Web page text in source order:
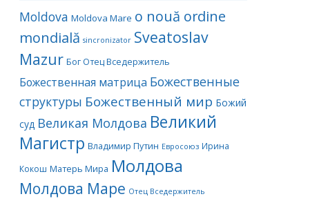
Moldova Moldova Mare o nouă ordine
mondială sincronizator Sveatoslav
Mazur Бог Отец Вседержитель
Божественная матрица Божественные
структуры Божественный мир Божий
суд Великая Молдова Великий
Магистр Владимир Путин Евросоюз Ирина
Кокош Матерь Мира Молдова
Молдова Маре Отец Вседержитель